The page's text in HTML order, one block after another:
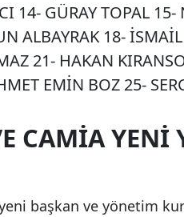
14- GÜRAY TOPAL
ALBAYRAK 18-
21- HAKAN
EMİN BOZ 25-
CAMİA YENİ
başkan ve yönetim